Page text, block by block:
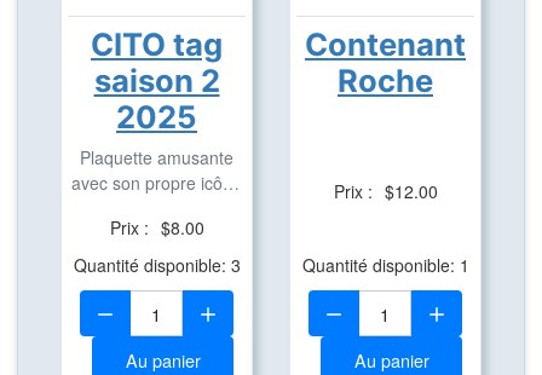
CITO tag
saison 2
2025
Plaquette amusante
avec son propre icône
Prix : $8.00
Quantité disponible: 3
Quantité:
Au panier
Contenant
Roche
Prix : $12.00
Quantité disponible: 1
Quantité:
Au panier